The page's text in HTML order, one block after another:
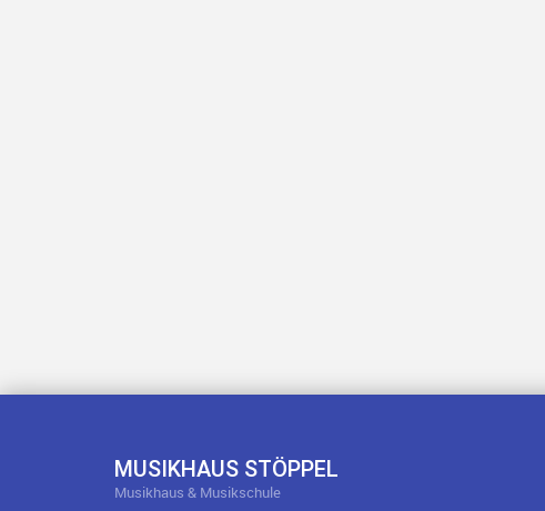
MUSIKHAUS STÖPPEL
Musikhaus & Musikschule